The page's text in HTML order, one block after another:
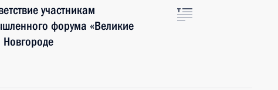
участникам
форума «Великие